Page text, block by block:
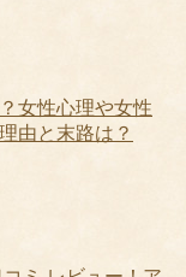
女性心理や女性
由と末路は？